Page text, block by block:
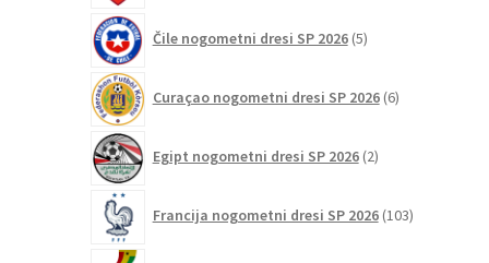
Čile nogometni dresi SP 2026 5izdelkov
Curaçao nogometni dresi SP 2026 6izdelkov
Egipt nogometni dresi SP 2026 2izdelka
Francija nogometni dresi SP 2026 103izdelki